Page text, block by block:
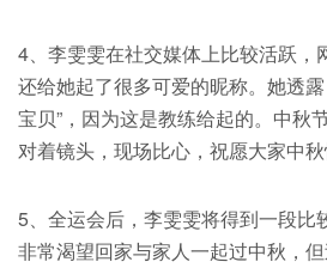
4、李雯雯在社交媒体上比较活跃，
还给她起了很多可爱的昵称。她透
宝贝”，因为这是教练给起的。中秋
对着镜头，现场比心，祝愿大家中秋
5、全运会后，李雯雯将得到一段比
非常渴望回家与家人一起过中秋，